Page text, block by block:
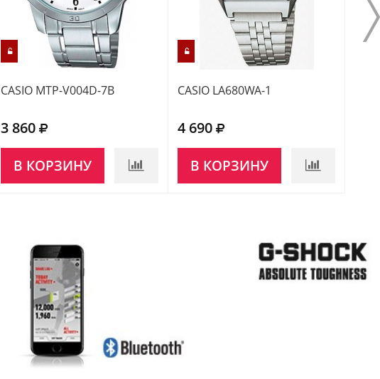
CASIO MTP-V004D-7B
3 860
В КОРЗИНУ
CASIO LA680WA-1
4 690
В КОРЗИНУ